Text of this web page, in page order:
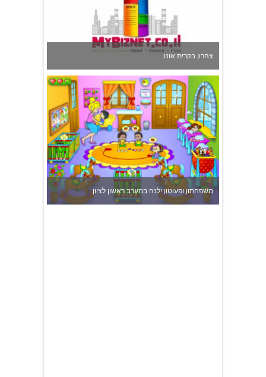
צהרון בקרית אונו
משפחתון ופעוטון ילנה במערב ראשון לציון